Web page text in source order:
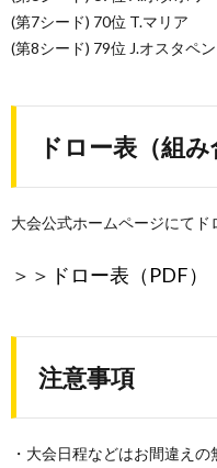
(第7シード) 70位 T.マリア
(第8シード) 79位 J.オスタペ
ドロー表（組み
大会公式ホームページにてド
＞＞ ドロー表（PDF）
注意事項
・大会日程などはお間違え